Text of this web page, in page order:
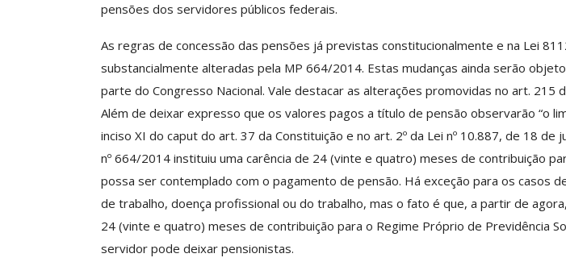
pensões dos servidores públicos federais.
As regras de concessão das pensões já previstas constitucionalmente e na Lei
substancialmente alteradas pela MP 664/2014. Estas mudanças ainda serão
parte do Congresso Nacional. Vale destacar as alterações promovidas no art. 215
Além de deixar expresso que os valores pagos a título de pensão observarão “o
inciso XI do caput do art. 37 da Constituição e no art. 2º da Lei nº 10.887, de 18 de
nº 664/2014 instituiu uma carência de 24 (vinte e quatro) meses de contribuição
possa ser contemplado com o pagamento de pensão. Há exceção para os casos
de trabalho, doença profissional ou do trabalho, mas o fato é que, a partir de
24 (vinte e quatro) meses de contribuição para o Regime Próprio de Previdência
servidor pode deixar pensionistas.
ASSECOR Promove Palestra
“Como Criar Múltiplas Fontes
Comunicacao 30 jun, 2026
IMPRENSA
ASSECOR